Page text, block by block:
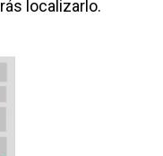
localizarlo.